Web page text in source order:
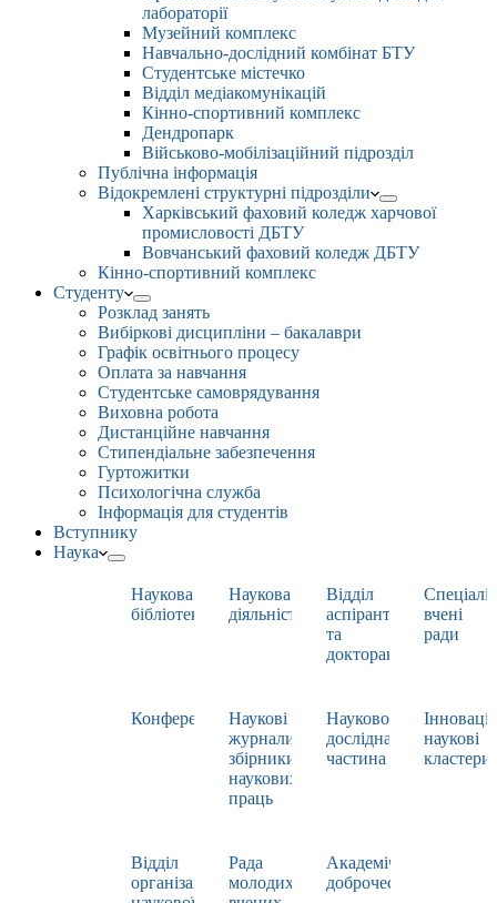
лабораторії
Музейний комплекс
Навчально-дослідний комбінат БТУ
Студентське містечко
Відділ медіакомунікацій
Кінно-спортивний комплекс
Дендропарк
Військово-мобілізаційний підрозділ
Публічна інформація
Відокремлені структурні підрозділи
Харківський фаховий коледж харчової
промисловості ДБТУ
Вовчанський фаховий коледж ДБТУ
Кінно-спортивний комплекс
Студенту
Розклад занять
Вибіркові дисципліни – бакалаври
Графік освітнього процесу
Оплата за навчання
Студентське самоврядування
Виховна робота
Дистанційне навчання
Стипендіальне забезпечення
Гуртожитки
Психологічна служба
Інформація для студентів
Вступнику
Наука
Наукова
бібліотека
Наукова
діяльність
Відділ
аспірантури
та
докторантури
вчені
ради
Конференції
Наукові
журнали,
збірники
наукових
праць
Науково-
дослідна
частина
наукові
кластери
Відділ
організації
Рада
молодих
Академічна
доброчесність